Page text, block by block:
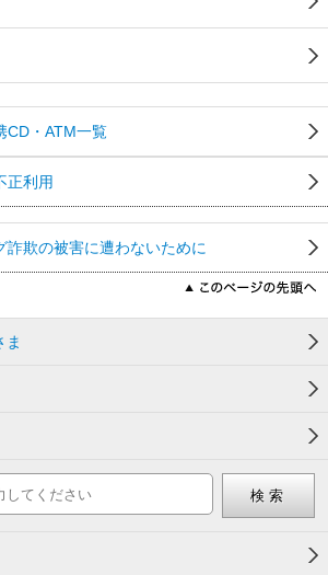
CD・ATM一覧
正利用
詐欺の被害に遭わないために
ま